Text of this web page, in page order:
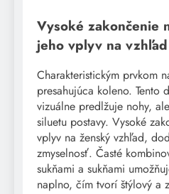
Vysoké zakončenie
jeho vplyv na vzhľad
Charakteristickým prvkom
presahujúca koleno. Tento
vizuálne predlžuje nohy,
siluetu postavy. Vysoké
vplyv na ženský vzhľad,
zmyselnosť. Časté
sukňami a sukňami
naplno, čím tvorí štýlový a